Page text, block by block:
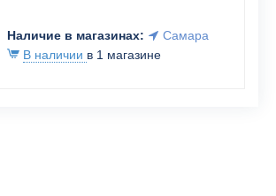
Наличие в магазинах:
Самара
В наличии в 1 магазине